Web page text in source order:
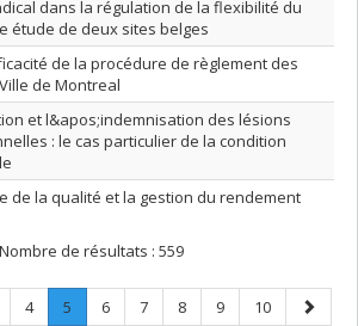
dans la régulation de la flexibilité du
étude de deux sites belges
de la procédure de règlement des
de Montreal
et l&apos;indemnisation des lésions
: le cas particulier de la condition
de la qualité et la gestion du rendement
Nombre de résultats : 559
Page
4 Page
5 Page
6 Page
7 Page
8 Page
9 Page
10
Page